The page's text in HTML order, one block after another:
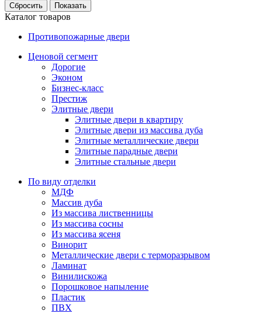
Каталог товаров
Противопожарные двери
Ценовой сегмент
Дорогие
Эконом
Бизнес-класс
Престиж
Элитные двери
Элитные двери в квартиру
Элитные двери из массива дуба
Элитные металлические двери
Элитные парадные двери
Элитные стальные двери
По виду отделки
МДФ
Массив дуба
Из массива лиственницы
Из массива сосны
Из массива ясеня
Винорит
Металлические двери с терморазрывом
Ламинат
Винилискожа
Порошковое напыление
Пластик
ПВХ